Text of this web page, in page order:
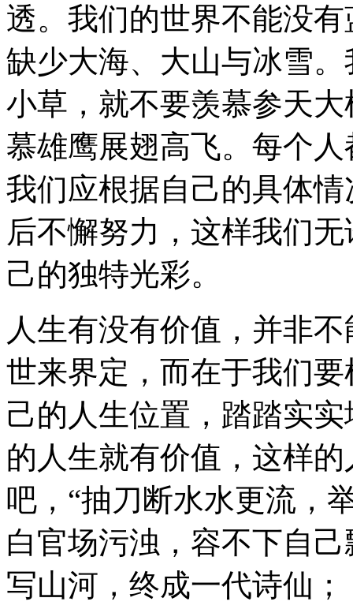
透。我们的世界不能没
缺少大海、大山与冰雪
小草，就不要羡慕参天
慕雄鹰展翅高飞。每个
我们应根据自己的具体
后不懈努力，这样我们
己的独特光彩。
人生有没有价值，并非
世来界定，而在于我们
己的人生位置，踏踏实
的人生就有价值，这样
吧，“抽刀断水水更流，
白官场污浊，容不下自
写山河，终成一代诗仙